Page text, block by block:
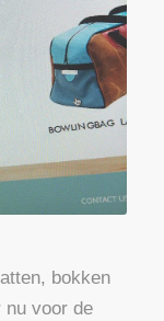
bokken
nu voor de